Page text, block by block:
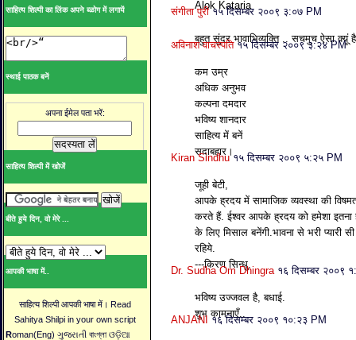
साहित्य शिल्पी का लिंक अपने ब्ळोग में लगायें
स्थाई पाठक बनें
अपना ईमेल पता भरें:
साहित्य शिल्पी में खोजें
बीते हुये दिन, वो मेरे ...
आपकी भाषा में..
साहित्य शिल्पी आपकी भाषा में। Read
Sahitya Shilpi in your own script
Roman(Eng) ગુજરાતી বাংগ্লা ଓଡ଼ିଆ
Alok Kataria
संगीता पुरी १५ दिसम्बर २००९ ३:०७ PM
बहुत सुंदर भावाभिव्‍यक्ति .. सचमुच ऐसा क्‍यूं
अविनाश वाचस्पति १५ दिसम्बर २००९ ३:२४ PM
कम उम्र
अधिक अनुभव
कल्‍पना दमदार
भविष्‍य शानदार
साहित्‍य में बनें
सदाबहार।
Kiran Sindhu १५ दिसम्बर २००९ ५:२५ PM
जूही बेटी,
आपके ह्रदय में सामाजिक व्यवस्था की
करते हैं. ईश्वर आपके ह्रदय को हमेशा इतना
के लिए मिसाल बनेंगी.भावना से भरी प्यारी
रहिये.
---किरण सिन्धु.
Dr. Sudha Om Dhingra १६ दिसम्बर २००९
भविष्य उज्जवल है, बधाई.
शुभ कामनाएँ..
ANJANI १६ दिसम्बर २००९ १०:२३ PM